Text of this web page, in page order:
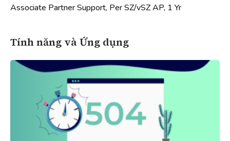
Associate Partner Support, Per SZ/vSZ AP, 1 Yr
Tính năng và Ứng dụng